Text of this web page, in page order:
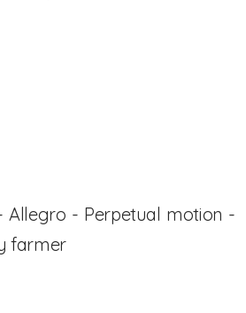
Allegro - Perpetual motion -
farmer